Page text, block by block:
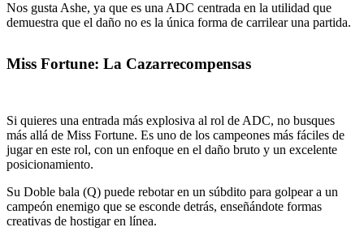
Nos gusta Ashe, ya que es una ADC centrada en la utilidad que
demuestra que el daño no es la única forma de carrilear una partida.
Miss Fortune: La Cazarrecompensas
Si quieres una entrada más explosiva al rol de ADC, no busques
más allá de Miss Fortune. Es uno de los campeones más fáciles de
jugar en este rol, con un enfoque en el daño bruto y un excelente
posicionamiento.
Su Doble bala (Q) puede rebotar en un súbdito para golpear a un
campeón enemigo que se esconde detrás, enseñándote formas
creativas de hostigar en línea.